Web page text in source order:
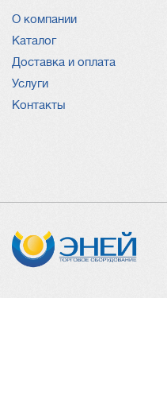
О компании
Каталог
Доставка и оплата
Услуги
Контакты